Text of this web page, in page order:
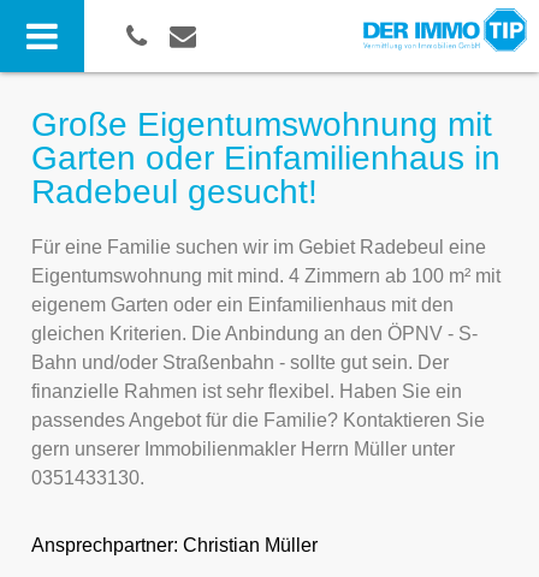
Große Eigentumswohnung mit
Garten oder Einfamilienhaus in
Radebeul gesucht!
Für eine Familie suchen wir im Gebiet Radebeul eine
Eigentumswohnung mit mind. 4 Zimmern ab 100 m² mit
eigenem Garten oder ein Einfamilienhaus mit den
gleichen Kriterien. Die Anbindung an den ÖPNV - S-
Bahn und/oder Straßenbahn - sollte gut sein. Der
finanzielle Rahmen ist sehr flexibel. Haben Sie ein
passendes Angebot für die Familie? Kontaktieren Sie
gern unserer Immobilienmakler Herrn Müller unter
0351433130.
Ansprechpartner:Christian Müller